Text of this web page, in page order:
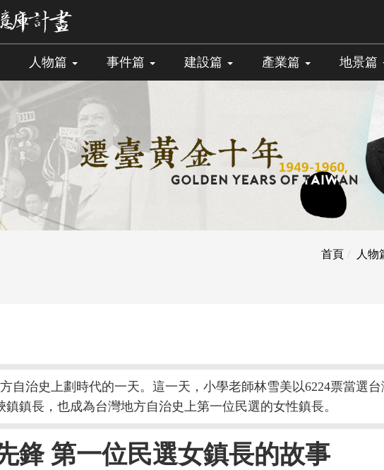
人物篇 事件篇 建設篇 產業篇 地景篇
首頁 人物
自治史上劃時代的一天。這一天，小學老師林雪美以6224票當選
鎮長，也成為台灣地方自治史上第一位民選的女性鎮長。
鋒 第一位民選女鎮長的故事